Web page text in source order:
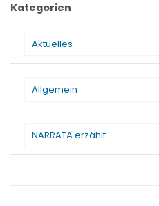
Kategorien
Aktuelles
Allgemein
NARRATA erzählt